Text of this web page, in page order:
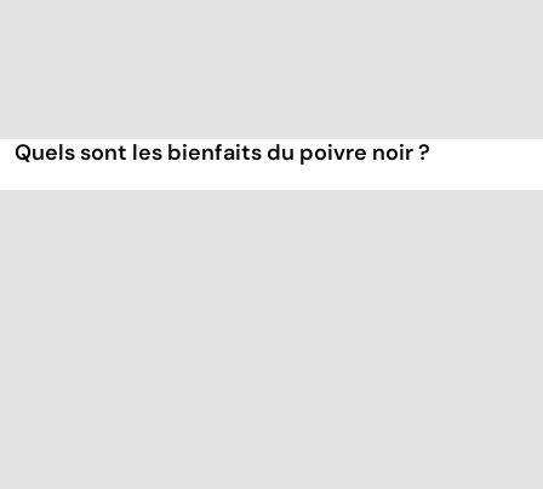
Quels sont les bienfaits du poivre noir ?